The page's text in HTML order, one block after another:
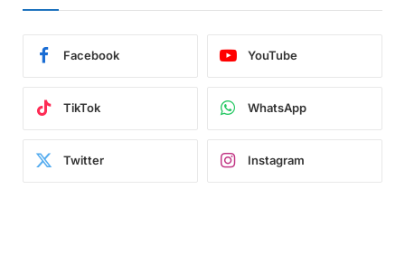
Facebook YouTube
TikTok WhatsApp
Twitter Instagram